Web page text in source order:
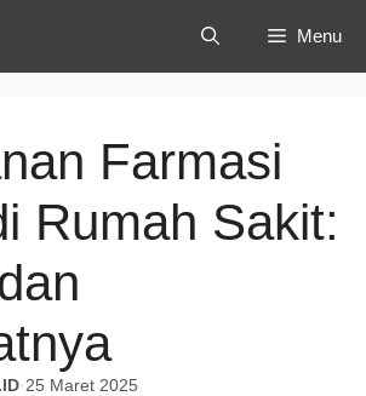
Menu
Farmasi
Rumah Sakit:
· 25 Maret 2025